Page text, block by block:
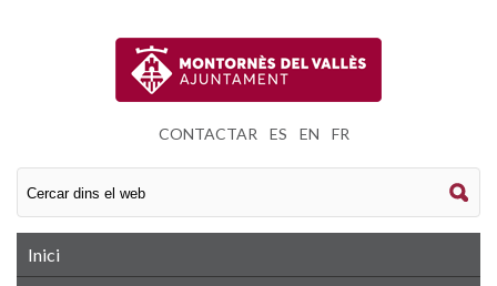
CONTACTAR ES EN FR
Inici